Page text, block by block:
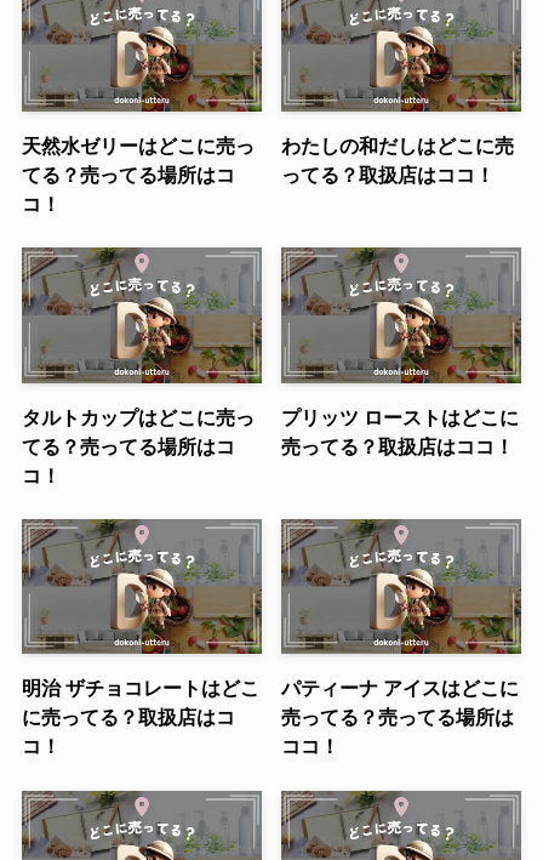
天然水ゼリーはどこに売っ
てる？売ってる場所はコ
コ！
わたしの和だしはどこに売
ってる？取扱店はココ！
タルトカップはどこに売っ
てる？売ってる場所はコ
コ！
プリッツ ローストはどこに
売ってる？取扱店はココ！
明治 ザチョコレートはどこ
に売ってる？取扱店はコ
コ！
パティーナ アイスはどこに
売ってる？売ってる場所は
ココ！